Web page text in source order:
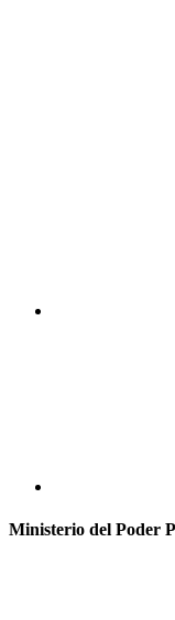
Ministerio del Poder